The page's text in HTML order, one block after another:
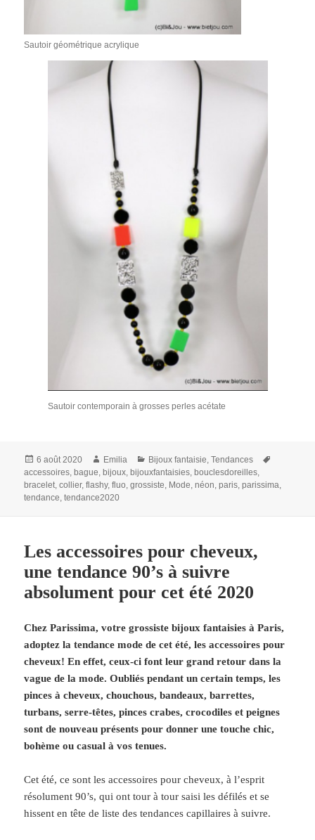
Sautoir géométrique acrylique
Sautoir contemporain à grosses perles acétate
Publié
le
6 août 2020 Auteur
Emilia Catégories
Bijoux fantaisie,Tendances
accessoires, bague, bijoux, bijouxfantaisies, bouclesdoreilles,
bracelet,collier,flashy,fluo,grossiste, Mode,néon,paris,parissima,
tendance,tendance2020
Les accessoires pour cheveux,
une tendance 90’s à suivre
absolument pour cet été 2020
Chez Parissima, votre grossiste bijoux fantaisies à Paris,
adoptez la tendance mode de cet été, les accessoires pour
cheveux! En effet, ceux-ci font leur grand retour dans la
vague de la mode. Oubliés pendant un certain temps, les
pinces à cheveux, chouchous, bandeaux, barrettes,
turbans, serre-têtes, pinces crabes, crocodiles et peignes
sont de nouveau présents pour donner une touche chic,
bohème ou casual à vos tenues.
Cet été, ce sont les accessoires pour cheveux, à l’esprit
résolument 90’s, qui ont tour à tour saisi les défilés et se
hissent en tête de liste des tendances capillaires à suivre.